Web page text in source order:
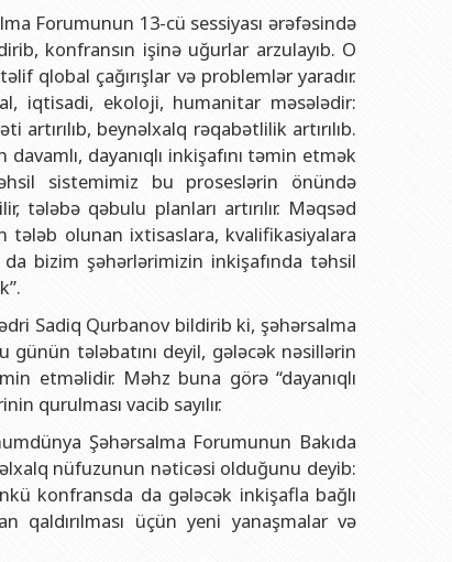
Forumunun 13-cü sessiyası ərəfəsində
konfransın işinə uğurlar arzulayıb. O
qlobal çağırışlar və problemlər yaradır.
iqtisadi, ekoloji, humanitar məsələdir:
beynəlxalq rəqabətlilik artırılıb.
dayanıqlı inkişafını təmin etmək
sistemimiz bu proseslərin önündə
tələbə qəbulu planları artırılır. Məqsəd
tələb olunan ixtisaslara, kvalifikasiyalara
bizim şəhərlərimizin inkişafında təhsil
Sadiq Qurbanov bildirib ki, şəhərsalma
günün tələbatını deyil, gələcək nəsillərin
etməlidir. Məhz buna görə “dayanıqlı
qurulması vacib sayılır.
Şəhərsalma Forumunun Bakıda
nüfuzunun nəticəsi olduğunu deyib:
konfransda da gələcək inkişafla bağlı
qaldırılması üçün yeni yanaşmalar və